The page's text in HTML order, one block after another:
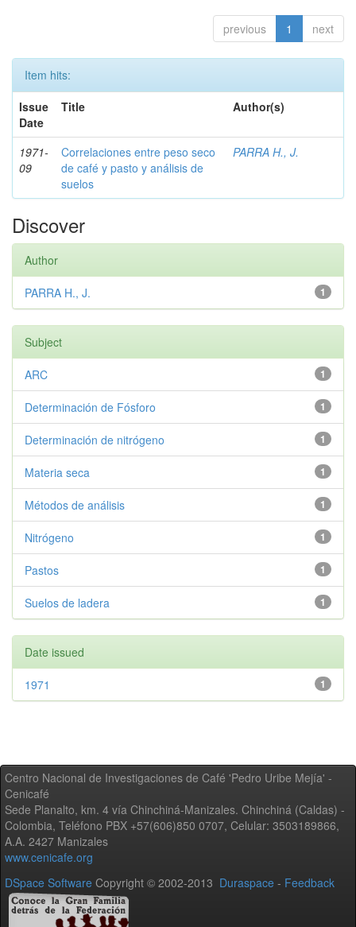
previous 1 next
Item hits:
Issue
Date
Title Author(s)
1971-
09
Correlaciones entre peso seco
de café y pasto y análisis de
suelos
PARRA H., J.
Discover
Author
1
PARRA H., J.
Subject
1
ARC
1
Determinación de Fósforo
1
Determinación de nitrógeno
1
Materia seca
1
Métodos de análisis
1
Nitrógeno
1
Pastos
1
Suelos de ladera
Date issued
1
1971
Centro Nacional de Investigaciones de Café 'Pedro Uribe Mejía' -
Cenicafé
Sede Planalto, km. 4 vía Chinchiná-Manizales. Chinchiná (Caldas) -
Colombia, Teléfono PBX +57(606)850 0707, Celular: 3503189866,
A.A. 2427 Manizales
www.cenicafe.org
DSpace Software Copyright © 2002-2013 Duraspace - Feedback